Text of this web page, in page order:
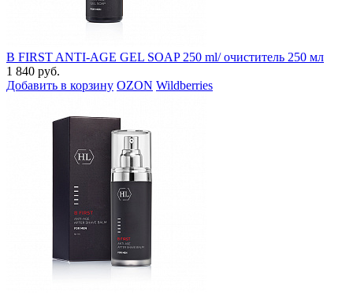
B FIRST ANTI-AGE GEL SOAP 250 ml/ очиститель 250 мл
1 840 руб.
Добавить в корзину OZON Wildberries